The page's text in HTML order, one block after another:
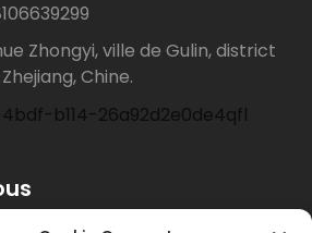
Zhongyi, ville de Gulin, district
Chine.